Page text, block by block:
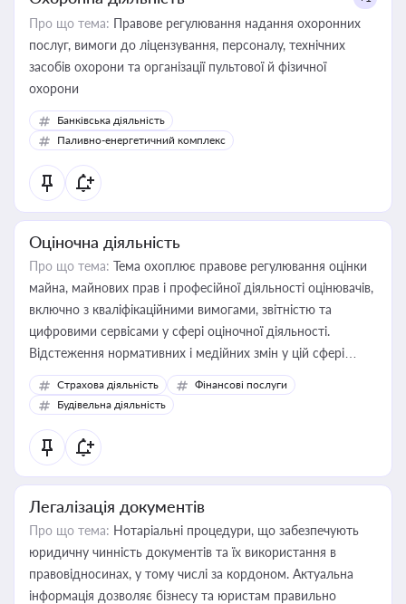
Про що тема: Правове регулювання надання охоронних
послуг, вимоги до ліцензування, персоналу, технічних
засобів охорони та організації пультової й фізичної
охорони
Банківська діяльність
Паливно-енергетичний комплекс
Оціночна діяльність
Про що тема: Тема охоплює правове регулювання оцінки
майна, майнових прав і професійної діяльності оцінювачів,
включно з кваліфікаційними вимогами, звітністю та
цифровими сервісами у сфері оціночної діяльності.
Відстеження нормативних і медійних змін у цій сфері
корисне для власника бізнесу, керівника, юриста або
бухгалтера під час оподаткування, приватизації, оренди
державного майна, корпоративних угод і перевірки
статусу суб'єктів оціночної діяльності
Страхова діяльність
Фінансові послуги
Будівельна діяльність
Легалізація документів
Про що тема: Нотаріальні процедури, що забезпечують
юридичну чинність документів та їх використання в
правовідносинах, у тому числі за кордоном. Актуальна
інформація дозволяє бізнесу та юристам правильно